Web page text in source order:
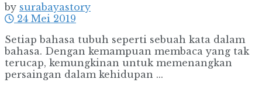
by surabayastory
24 Mei 2019
Setiap bahasa tubuh seperti sebuah kata dalam
bahasa. Dengan kemampuan membaca yang tak
terucap, kemungkinan untuk memenangkan
persaingan dalam kehidupan ...